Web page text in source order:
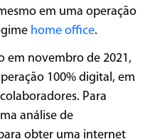
em uma operação
home office.
em novembro de 2021,
100% digital, em
Para
análise de
obter uma internet